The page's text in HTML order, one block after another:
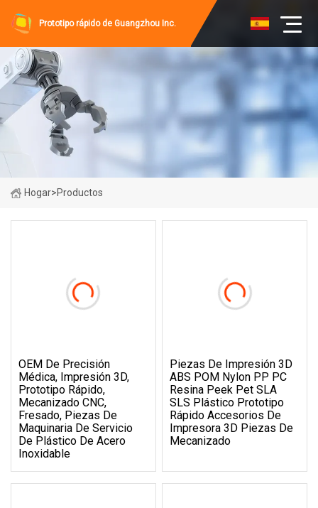
Prototipo rápido de Guangzhou Inc.
Hogar>Productos
OEM De Precisión
Médica, Impresión 3D,
Prototipo Rápido,
Mecanizado CNC,
Fresado, Piezas De
Maquinaria De Servicio
De Plástico De Acero
Inoxidable
Piezas De Impresión 3D
ABS POM Nylon PP PC
Resina Peek Pet SLA
SLS Plástico Prototipo
Rápido Accesorios De
Impresora 3D Piezas De
Mecanizado